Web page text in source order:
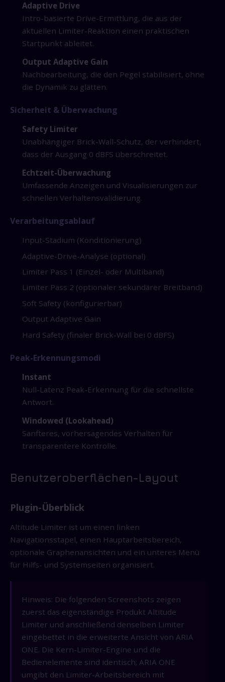
Adaptive Drive
Intro-basierte Drive-Ermittlung, die aus der
aktuellen Limiter-Reaktion einen praktischen
Startpunkt ableitet.
Output Adaptive Gain
Nachbearbeitung, die den Pegel stabilisiert, ohne
die Dynamik zu glätten.
Sicherheit & Überwachung
Safety Limiter
Unabhängiger Brick-Wall-Schutz, der verhindert,
dass der Ausgang 0 dBFS überschreitet.
Echtzeit-Überwachung
Umfassende Anzeigen und Visualisierungen zur
schnellen Verhaltensvalidierung.
Verarbeitungsablauf
Input-Stadium (Konditionierung)
Adaptive-Drive-Analyse (optional)
Limiter Pass 1 (Einzel- oder Multiband)
Limiter Pass 2 (optionaler sekundärer Breitband)
Soft Safety (konfigurierbar)
Output Adaptive Gain
Hard Safety (finaler Brick-Wall bei 0 dBFS)
Peak-Erkennungsmodi
Instant
Null-Latenz Peak-Erkennung für die schnellste
Antwort.
Windowed (Lookahead)
Sanfteres, vorhersagendes Verhalten für
transparentere Kontrolle.
Benutzeroberflächen-Layout
Plugin-Überblick
Altitude Limiter ist um einen linken
Navigationsstapel, einen Hauptarbeitsbereich,
optionale Graphenansichten und ein unteres Menü
für Hilfs- und Systemseiten organisiert.
Hinweis: Die folgenden Screenshots zeigen
zuerst das eigenständige Produkt Altitude
Limiter und anschließend denselben Limiter
eingebettet in die erweiterte Ansicht von ARIA
ONE. Die Kern-Limiter-Engine und die
Bedienelemente sind identisch; ARIA ONE
umgibt den Limiter-Arbeitsbereich mit